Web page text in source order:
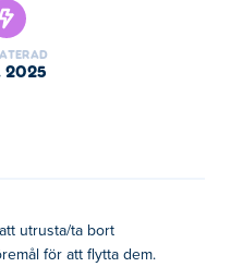
och fönster har du
du vill. Ordna föremål,
och välj färger som
När du är nöjd med din
våra drömrum och dela
2025
utrusta/ta bort
för att flytta dem.